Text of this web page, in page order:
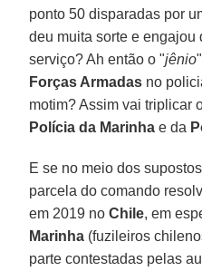
ponto 50 disparadas por
deu muita sorte e
serviço? Ah então o "jênio
Forças Armadas no
motim? Assim vai triplicar
Polícia da Marinha e da
E se no meio dos
parcela do comando
em 2019 noChile, em
Marinha (fuzileiros
parte contestadas pelas